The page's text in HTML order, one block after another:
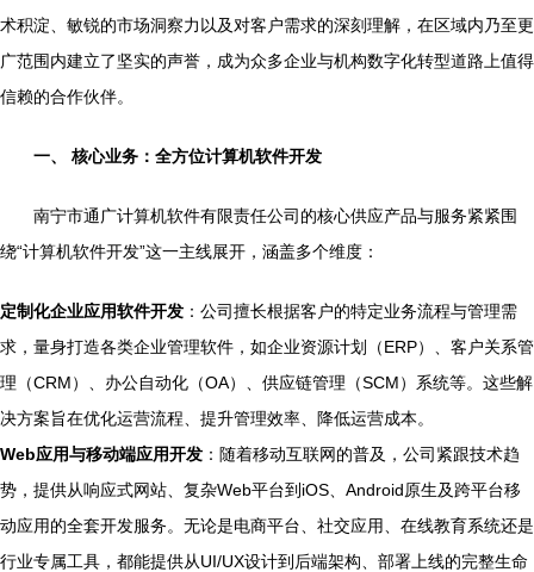
术积淀、敏锐的市场洞察力以及对客户需求的深刻理解，在区域内乃至更
广范围内建立了坚实的声誉，成为众多企业与机构数字化转型道路上值得
信赖的合作伙伴。
一、 核心业务：全方位计算机软件开发
南宁市通广计算机软件有限责任公司的核心供应产品与服务紧紧围
绕“计算机软件开发”这一主线展开，涵盖多个维度：
定制化企业应用软件开发 ：公司擅长根据客户的特定业务流程与管理需
求，量身打造各类企业管理软件，如企业资源计划（ERP）、客户关系管
理（CRM）、办公自动化（OA）、供应链管理（SCM）系统等。这些解
决方案旨在优化运营流程、提升管理效率、降低运营成本。
Web应用与移动端应用开发 ：随着移动互联网的普及，公司紧跟技术趋
势，提供从响应式网站、复杂Web平台到iOS、Android原生及跨平台移
动应用的全套开发服务。无论是电商平台、社交应用、在线教育系统还是
行业专属工具，都能提供从UI/UX设计到后端架构、部署上线的完整生命